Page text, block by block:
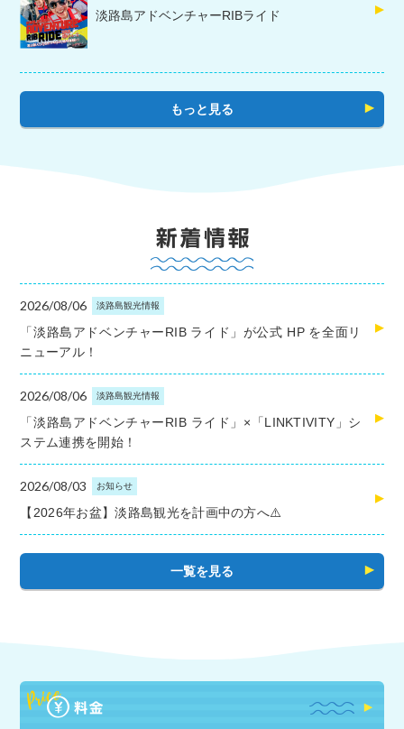
淡路島アドベンチャーRIBライド
もっと見る
2026/08/06 淡路島観光情報
「淡路島アドベンチャーRIB ライド」が公式 HP を全面リ
ニューアル！
2026/08/06 淡路島観光情報
「淡路島アドベンチャーRIB ライド」×「LINKTIVITY」シ
ステム連携を開始！
2026/08/03 お知らせ
【2026年お盆】淡路島観光を計画中の方へ⚠️
一覧を見る